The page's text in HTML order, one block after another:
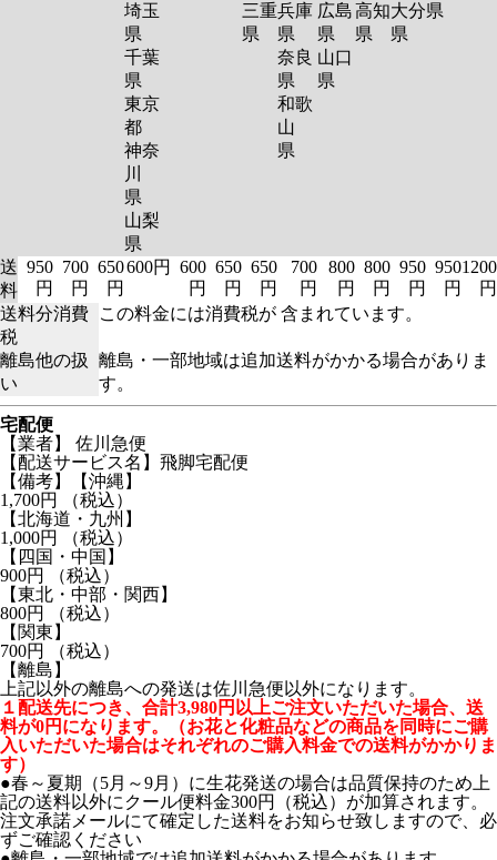
埼玉
県
千葉
県
東京
都
神奈
川
県
山梨
県
三重
県
兵庫
県
奈良
県
和歌
山
県
広島
県
山口
県
高知
県
大分
県
県
送
料
950
円
700
円
650
円
600円
600
円
650
円
650
円
700
円
800
円
800
円
950
円
950
円
1200
円
送料分消費
税
この料金には消費税が 含まれています。
離島他の扱
い
離島・一部地域は追加送料がかかる場合がありま
す。
宅配便
【業者】 佐川急便
【配送サービス名】飛脚宅配便
【備考】【沖縄】
1,700円 （税込）
【北海道・九州】
1,000円 （税込）
【四国・中国】
900円 （税込）
【東北・中部・関西】
800円 （税込）
【関東】
700円 （税込）
【離島】
上記以外の離島への発送は佐川急便以外になります。
１配送先につき、合計3,980円以上ご注文いただいた場合、送
料が0円になります。（お花と化粧品などの商品を同時にご購
入いただいた場合はそれぞれのご購入料金での送料がかかりま
す）
●春～夏期（5月～9月）に生花発送の場合は品質保持のため上
記の送料以外にクール便料金300円（税込）が加算されます。
注文承諾メールにて確定した送料をお知らせ致しますので、必
ずご確認ください